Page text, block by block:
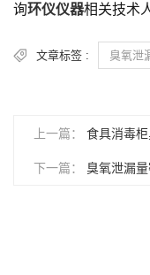
询环仪仪器相关技术
文章标签 : 臭氧泄
上一篇： 食具消毒
下一篇： 臭氧泄漏量密